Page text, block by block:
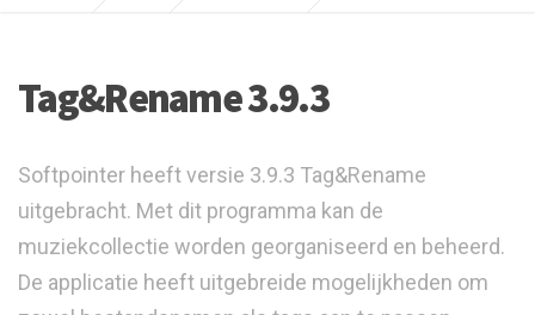
Tag&Rename 3.9.3
Softpointer heeft versie 3.9.3 Tag&Rename
uitgebracht. Met dit programma kan de
muziekcollectie worden georganiseerd en beheerd.
De applicatie heeft uitgebreide mogelijkheden om